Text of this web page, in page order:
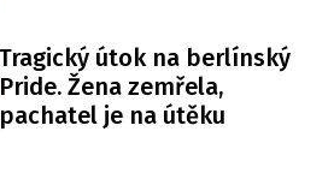
Tragický útok na berlínský
Pride. Žena zemřela,
pachatel je na útěku